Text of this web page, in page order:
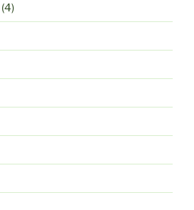
(4)